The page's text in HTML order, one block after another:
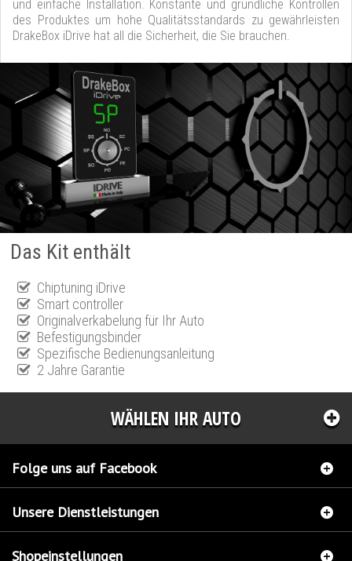
und einfache Installation. Konstante und gründliche Kontrollen
des Produktes um hohe Qualitätsstandards zu gewährleisten
DrakeBox iDrive hat all die Sicherheit, die Sie brauchen.
Das Kit enthält
Chiptuning iDrive
Smart controller
Originalverkabelung für Ihr Auto
Befestigungsbinder
Spezifische Bedienungsanleitung
2 Jahre Garantie
WÄHLEN IHR AUTO
Folge uns auf Facebook
Unsere Dienstleistungen
Shopeinstellungen